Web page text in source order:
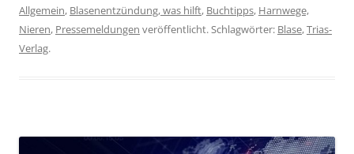
Allgemein, Blasenentzündung, was hilft, Buchtipps, Harnwege,
Nieren, Pressemeldungen veröffentlicht. Schlagwörter: Blase,Trias-
Verlag.